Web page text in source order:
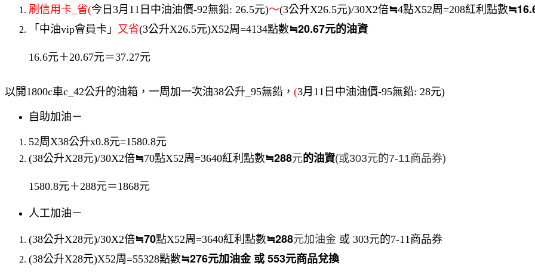
刷信用卡_省(今日3月11日中油油價-92無鉛: 26.5元)～(3公升X26.5元)/30X2倍≒4點X52周=208紅利點數
「中油vip會員卡」 又省(3公升X26.5元)X52周=4134點數≒20.67元的油資
16.6元＋20.67元＝37.27元
以開1800c車c_42公升的油箱，一周加一次油38公升_95無鉛， (3月11日中油油價-95無鉛: 28元)
自助加油－
52周X38公升x0.8元=1580.8元
(38公升X28元)/30X2倍≒70點X52周=3640紅利點數≒288元的油資(或303元的7-11商品券)
1580.8元＋288元＝1868元
人工加油－
​​​​​​​(38公升X28元)/30X2倍≒70點X52周=3640紅利點數≒288元加油金 或 303元的7-11商品券
(38公升X28元)X52周=55328點數≒276元加油金 或 553元商品兌換